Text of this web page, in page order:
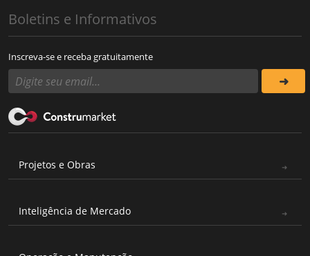
Boletins e Informativos
Inscreva-se e receba gratuitamente
Projetos e Obras
Inteligência de Mercado